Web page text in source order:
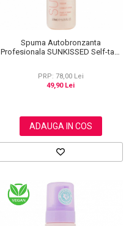
Spuma Autobronzanta
Profesionala SUNKISSED Self-tan,
PRP: 78,00 Lei
49,90 Lei
ADAUGA IN COS